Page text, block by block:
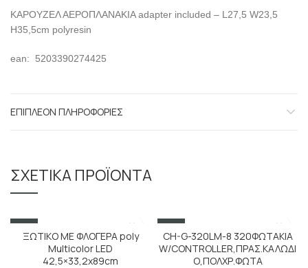
ΚΑΡΟΥΖΕΛ ΑΕΡΟΠΛΑΝΑΚΙΑ adapter included – L27,5 W23,5
H35,5cm polyresin
ean: 5203390274425
ΕΠΙΠΛΈΟΝ ΠΛΗΡΟΦΟΡΊΕΣ
ΣΧΕΤΙΚΆ ΠΡΟΪΌΝΤΑ
SALE
ΞΩΤΙΚΟ ΜΕ ΦΛΟΓΕΡΑ poly
Multicolor LED
42,5×33,2x89cm
SALE
CH-G-320LM-8 320ΦΩΤΑΚΙΑ
W/CONTROLLER,ΠΡΑΣ.ΚΑΛΩΔΙ
Ο,ΠΟΛΧΡ.ΦΩΤΑ